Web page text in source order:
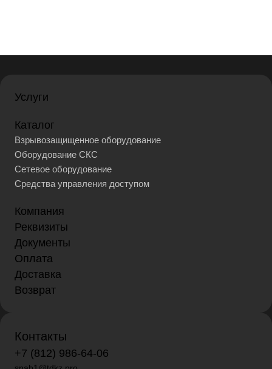
Услуги
Каталог
Взрывозащищенное оборудование
Оборудование СКС
Сетевое оборудование
Средства управления доступом
Компания
Реквизиты
Документы
Оплата
Доставка
Возврат
Контакты
+7 (812) 986-64-06